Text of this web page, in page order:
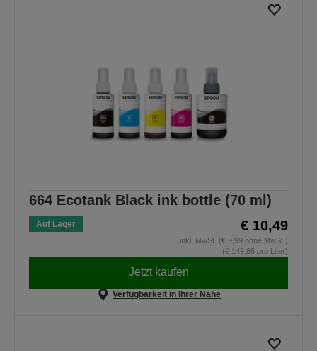
664 Ecotank Black ink bottle (70 ml)
Auf Lager € 10,49
inkl. MwSt. (€ 9,99 ohne MwSt.)
(€ 149,86 pro Liter)
Jetzt kaufen
Verfügbarkeit in Ihrer Nähe